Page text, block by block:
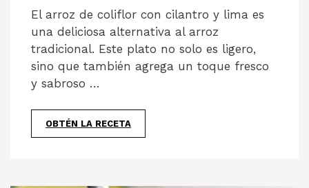
El arroz de coliflor con cilantro y lima es
una deliciosa alternativa al arroz
tradicional. Este plato no solo es ligero,
sino que también agrega un toque fresco
y sabroso …
OBTÉN LA RECETA